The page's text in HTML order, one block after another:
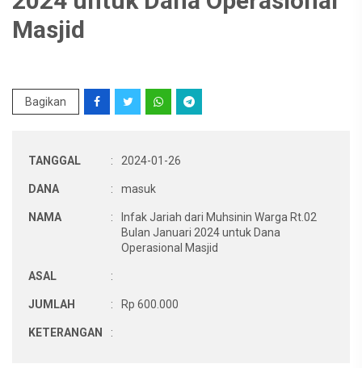
Masjid
Bagikan
TANGGAL : 2024-01-26
DANA : masuk
NAMA :
Infak Jariah dari Muhsinin Warga Rt.02
Bulan Januari 2024 untuk Dana
Operasional Masjid
ASAL :
JUMLAH : Rp 600.000
KETERANGAN :